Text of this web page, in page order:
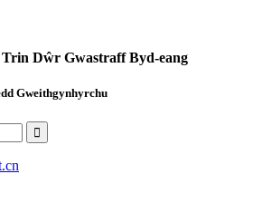
Dŵr Gwastraff Byd-eang
Gweithgynhyrchu